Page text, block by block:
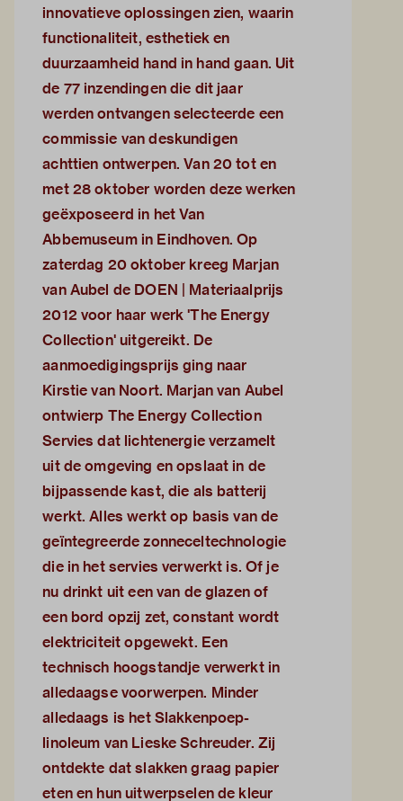
innovatieve oplossingen zien, waarin
functionaliteit, esthetiek en
duurzaamheid hand in hand gaan. Uit
de 77 inzendingen die dit jaar
werden ontvangen selecteerde een
commissie van deskundigen
achttien ontwerpen. Van 20 tot en
met 28 oktober worden deze werken
geëxposeerd in het Van
Abbemuseum in Eindhoven. Op
zaterdag 20 oktober kreeg Marjan
van Aubel de DOEN | Materiaalprijs
2012 voor haar werk 'The Energy
Collection' uitgereikt. De
aanmoedigingsprijs ging naar
Kirstie van Noort. Marjan van Aubel
ontwierp The Energy Collection
Servies dat lichtenergie verzamelt
uit de omgeving en opslaat in de
bijpassende kast, die als batterij
werkt. Alles werkt op basis van de
geïntegreerde zonneceltechnologie
die in het servies verwerkt is. Of je
nu drinkt uit een van de glazen of
een bord opzij zet, constant wordt
elektriciteit opgewekt. Een
technisch hoogstandje verwerkt in
alledaagse voorwerpen. Minder
alledaags is het Slakkenpoep-
linoleum van Lieske Schreuder. Zij
ontdekte dat slakken graag papier
eten en hun uitwerpselen de kleur